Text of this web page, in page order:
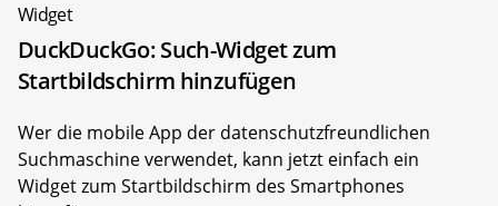
Widget
DuckDuckGo: Such-Widget zum
Startbildschirm hinzufügen
Wer die mobile App der datenschutzfreundlichen
Suchmaschine verwendet, kann jetzt einfach ein
Widget zum Startbildschirm des Smartphones